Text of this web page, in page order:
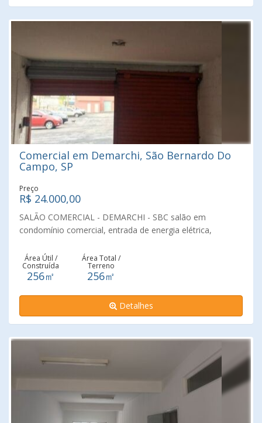
Comercial em Demarchi, São Bernardo Do
Campo, SP
Preço
R$ 24.000,00
SALÃO COMERCIAL - DEMARCHI - SBC salão em
condomínio comercial, entrada de energia elétrica,
segurança, acesso para deficientes físicos, fácil acesso.
256 M2 de área útil
Área Útil /
Construída
256㎡
Área Total /
Terreno
256㎡
Detalhes